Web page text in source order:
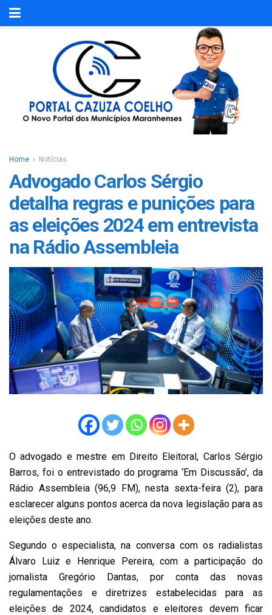
Home Notícias
Advogado Carlos Sérgio
detalha regras e punições para
as eleições 2024 em entrevista
na Rádio Assembleia
O advogado e mestre em Direito Eleitoral, Carlos Sérgio
Barros, foi o entrevistado do programa ‘Em Discussão’, da
Rádio Assembleia (96,9 FM), nesta sexta-feira (2), para
esclarecer alguns pontos acerca da nova legislação para as
eleições deste ano.
Segundo o especialista, na conversa com os radialistas
Álvaro Luiz e Henrique Pereira, com a participação do
jornalista Gregório Dantas, por conta das novas
regulamentações e diretrizes estabelecidas para as
eleições de 2024, candidatos e eleitores devem ficar